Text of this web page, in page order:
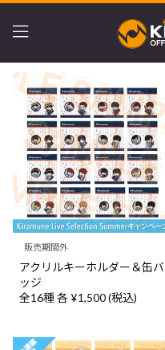
販売期間外
アクリルキーホルダー＆缶バ
ッジ
全16種 各 ¥1,500 (税込)